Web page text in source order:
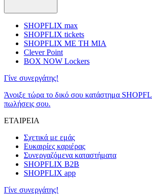
SHOPFLIX max
SHOPFLIX tickets
SHOPFLIX ΜΕ ΤΗ ΜΙΑ
Clever Point
BOX NOW Lockers
Γίνε συνεργάτης!
Άνοιξε τώρα το δικό σου κατάστημα
πωλήσεις σου.
ΕΤΑΙΡΕΙΑ
Σχετικά με εμάς
Ευκαιρίες καριέρας
Συνεργαζόμενα καταστήματα
SHOPFLIX B2B
SHOPFLIX app
Γίνε συνεργάτης!